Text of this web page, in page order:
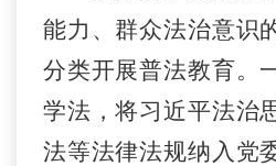
能力、群众法治意识
分类开展普法教育。
学法，将习近平法治
法等法律法规纳入党